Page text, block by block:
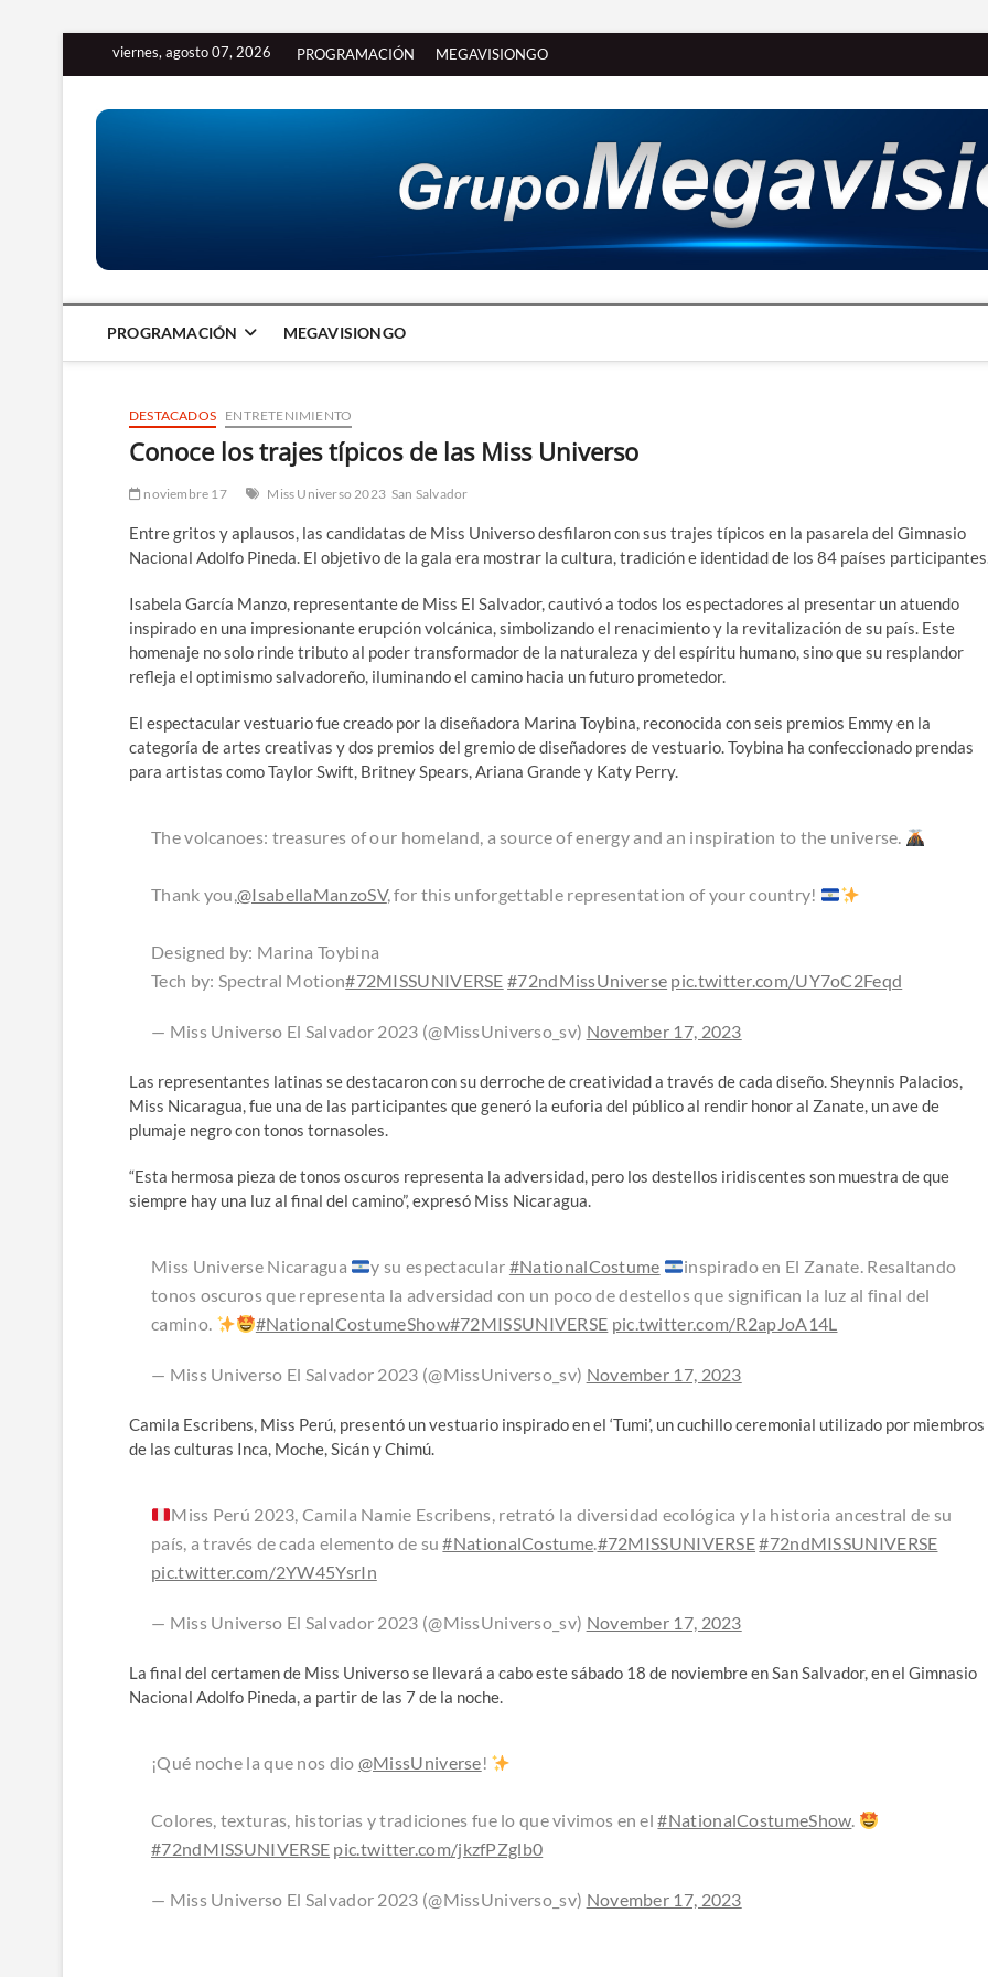
viernes, agosto 07, 2026 PROGRAMACIÓN MEGAVISIONGO
PROGRAMACIÓN MEGAVISIONGO
DESTACADOS ENTRETENIMIENTO
Conoce los trajes típicos de las Miss Universo
noviembre 17 Miss Universo 2023 San Salvador
Entre gritos y aplausos, las candidatas de Miss Universo desfilaron con sus trajes típicos en la pasarela del Gimnasio
Nacional Adolfo Pineda. El objetivo de la gala era mostrar la cultura, tradición e identidad de los 84 países
Isabela García Manzo, representante de Miss El Salvador, cautivó a todos los espectadores al presentar un atuendo
inspirado en una impresionante erupción volcánica, simbolizando el renacimiento y la revitalización de su país. Este
homenaje no solo rinde tributo al poder transformador de la naturaleza y del espíritu humano, sino que su resplandor
refleja el optimismo salvadoreño, iluminando el camino hacia un futuro prometedor.
El espectacular vestuario fue creado por la diseñadora Marina Toybina, reconocida con seis premios Emmy en la
categoría de artes creativas y dos premios del gremio de diseñadores de vestuario. Toybina ha confeccionado prendas
para artistas como Taylor Swift, Britney Spears, Ariana Grande y Katy Perry.
The volcanoes: treasures of our homeland, a source of energy and an inspiration to the universe.
Thank you,@IsabellaManzoSV, for this unforgettable representation of your country!
Designed by: Marina Toybina
Tech by: Spectral Motion#72MISSUNIVERSE #72ndMissUniverse pic.twitter.com/UY7oC2Feqd
— Miss Universo El Salvador 2023 (@MissUniverso_sv) November 17, 2023
Las representantes latinas se destacaron con su derroche de creatividad a través de cada diseño. Sheynnis Palacios,
Miss Nicaragua, fue una de las participantes que generó la euforia del público al rendir honor al Zanate, un ave de
plumaje negro con tonos tornasoles.
“Esta hermosa pieza de tonos oscuros representa la adversidad, pero los destellos iridiscentes son muestra de que
siempre hay una luz al final del camino”, expresó Miss Nicaragua.
Miss Universe Nicaragua y su espectacular #NationalCostume
inspirado en El Zanate. Resaltando
tonos oscuros que representa la adversidad con un poco de destellos que significan la luz al final del
camino.
#NationalCostumeShow#72MISSUNIVERSE pic.twitter.com/R2apJoA14L
— Miss Universo El Salvador 2023 (@MissUniverso_sv) November 17, 2023
Camila Escribens, Miss Perú, presentó un vestuario inspirado en el ‘Tumi’, un cuchillo ceremonial utilizado por miembros
de las culturas Inca, Moche, Sicán y Chimú.
Miss Perú 2023, Camila Namie Escribens, retrató la diversidad ecológica y la historia ancestral de su
país, a través de cada elemento de su#NationalCostume.#72MISSUNIVERSE#72ndMISSUNIVERSE
pic.twitter.com/2YW45YsrIn
— Miss Universo El Salvador 2023 (@MissUniverso_sv) November 17, 2023
La final del certamen de Miss Universo se llevará a cabo este sábado 18 de noviembre en San Salvador, en el Gimnasio
Nacional Adolfo Pineda, a partir de las 7 de la noche.
¡Qué noche la que nos dio @MissUniverse!
Colores, texturas, historias y tradiciones fue lo que vivimos en el#NationalCostumeShow.
#72ndMISSUNIVERSE pic.twitter.com/jkzfPZglb0
— Miss Universo El Salvador 2023 (@MissUniverso_sv) November 17, 2023